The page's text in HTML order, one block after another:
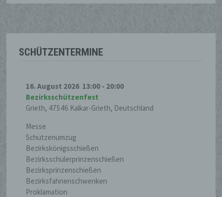
SCHÜTZENTERMINE
16. August 2026 13:00 - 20:00
Bezirksschützenfest
Grieth, 47546 Kalkar-Grieth, Deutschland
Messe
Schützenumzug
Bezirkskönigsschießen
Bezirksschülerprinzenschießen
Bezirksprinzenschießen
Bezirksfahnenschwenken
Proklamation
werden und technischen und
unterliegen, die gewährleisten, dass die
personenbezogenen Daten nicht einer
natürlichen Person zugewiesen werden.
g) Verantwortlicher oder für die
Verarbeitung Verantwortlicher
Verantwortlicher oder für die
Verarbeitung Verantwortlicher ist die
natürliche oder juristische Person,
Behörde, Einrichtung oder andere Stelle,
die allein oder gemeinsam mit anderen
über die Zwecke und Mittel der
Verarbeitung von personenbezogenen